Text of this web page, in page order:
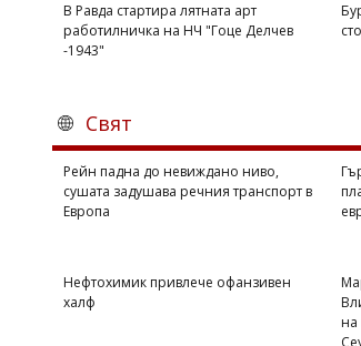
В Равда стартира лятната арт
работилничка на НЧ "Гоце Делчев
-1943"
Свят
Рейн падна до невиждано ниво,
сушата задушава речния транспорт в
Европа
Нефтохимик привлече офанзивен
халф
на